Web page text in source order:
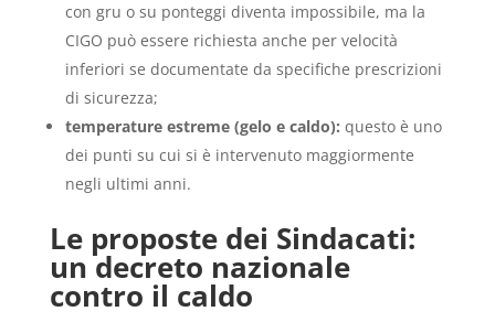
con gru o su ponteggi diventa impossibile, ma la
CIGO può essere richiesta anche per velocità
inferiori se documentate da specifiche prescrizioni
di sicurezza;
temperature estreme (gelo e caldo): questo è uno
dei punti su cui si è intervenuto maggiormente
negli ultimi anni.
Le proposte dei Sindacati:
un decreto nazionale
contro il caldo